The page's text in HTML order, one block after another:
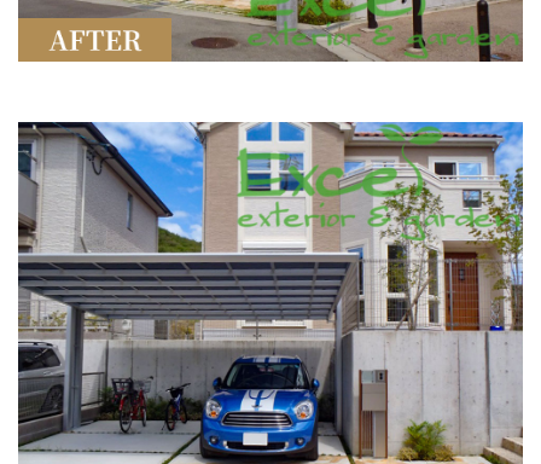
受付時間：9:00～18:00 定休日：水曜日